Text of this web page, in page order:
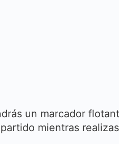
un marcador
mientras realizas